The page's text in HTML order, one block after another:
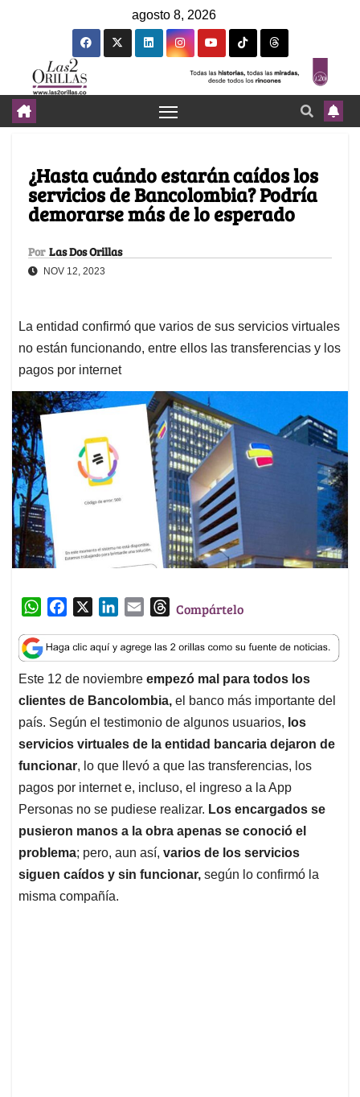
agosto 8, 2026
¿Hasta cuándo estarán caídos los
servicios de Bancolombia? Podría
demorarse más de lo esperado
Por Las Dos Orillas
NOV 12, 2023
La entidad confirmó que varios de sus servicios virtuales
no están funcionando, entre ellos las transferencias y los
pagos por internet
W
a
t
s
A
p
p
c
e
b
o
o
k
n
k
e
d
I
n
a
i
l
T
r
e
a
d
s
Compártelo
Este 12 de noviembre empezó mal para todos los
clientes de Bancolombia, el banco más importante del
país. Según el testimonio de algunos usuarios, los
servicios virtuales de la entidad bancaria dejaron de
funcionar, lo que llevó a que las transferencias, los
pagos por internet e, incluso, el ingreso a la App
Personas no se pudiese realizar. Los encargados se
pusieron manos a la obra apenas se conoció el
problema; pero, aun así, varios de los servicios
siguen caídos y sin funcionar, según lo confirmó la
misma compañía.